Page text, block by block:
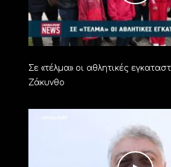
Σε «τέλμα» οι αθλητικές
Ζάκυνθο